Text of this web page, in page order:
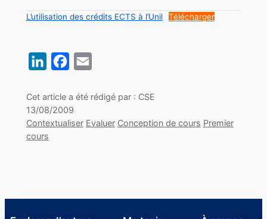
L’utilisation des crédits ECTS à l’Unil Télécharger
LinkedInFacebook
Cet article a été rédigé par : CSE
13/08/2009
Contextualiser Evaluer Conception de cours Premier
cours